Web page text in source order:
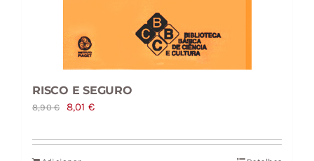
RISCO E SEGURO
8,90€
O
original
8,01 €O
atual